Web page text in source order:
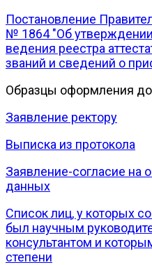
Постановление
№ 1864 "Об
ведения реестра
званий и сведений о
Образцы оформления
Заявление ректору
Выписка из протокола
Заявление-согласие на
данных
Список лиц, у которых
был научным
консультантом и
степени